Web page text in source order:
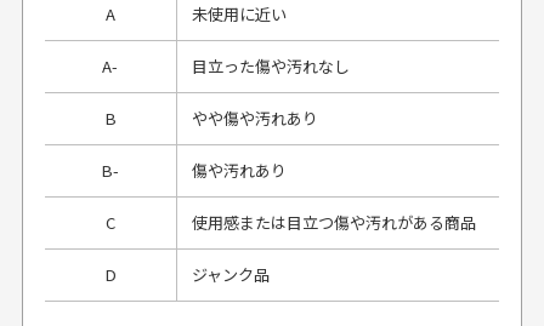
A 未使用に近い
A- 目立った傷や汚れなし
B やや傷や汚れあり
B- 傷や汚れあり
C 使用感または目立つ傷や汚れがある商品
D ジャンク品